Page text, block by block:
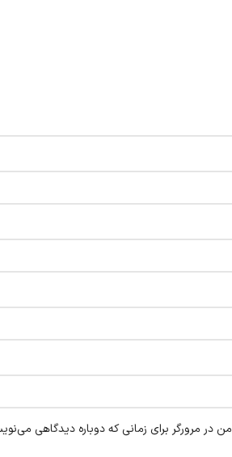
در مرورگر برای زمانی که دوباره دیدگاهی